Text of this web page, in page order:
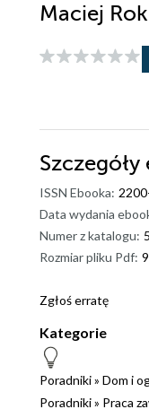
Maciej
Szczegóły
ISSN Ebooka:
Data wydania
Numer z katalogu:
Rozmiar pliku Pdf:
Zgłoś erratę
Kategorie
Poradniki» Dom i
Poradniki» Praca